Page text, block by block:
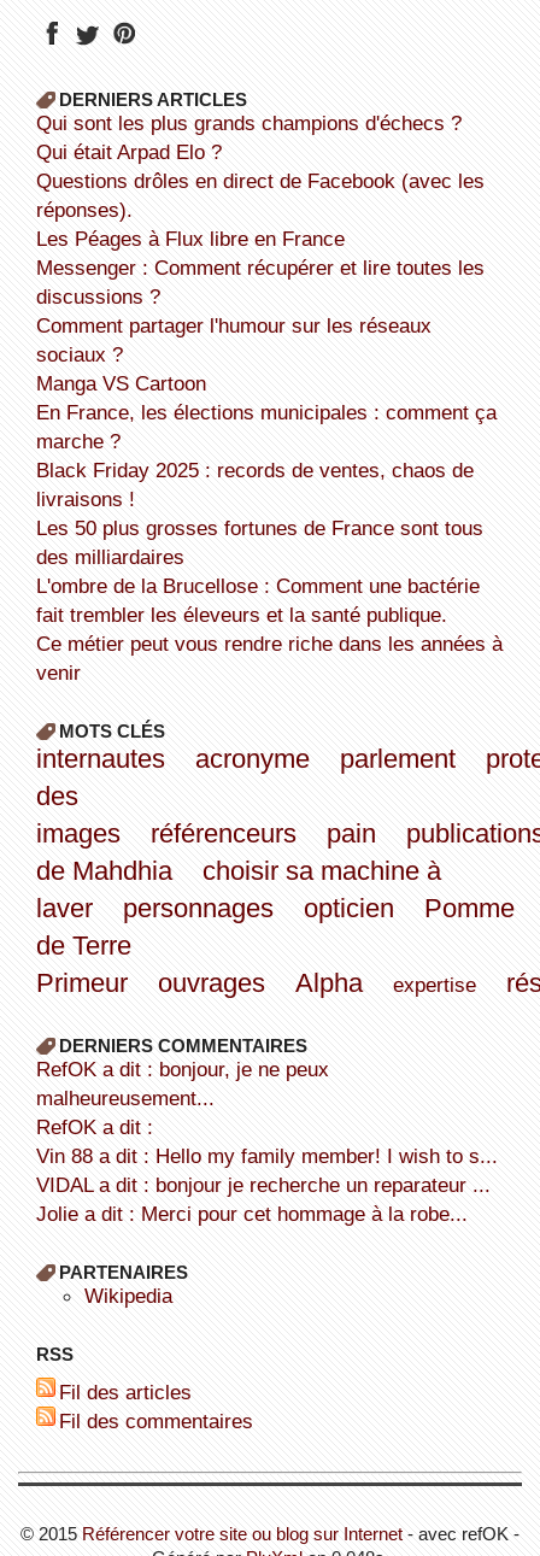
DERNIERS ARTICLES
Qui sont les plus grands champions d'échecs ?
Qui était Arpad Elo ?
Questions drôles en direct de Facebook (avec les
réponses).
Les Péages à Flux libre en France
Messenger : Comment récupérer et lire toutes les
discussions ?
Comment partager l'humour sur les réseaux
sociaux ?
Manga VS Cartoon
En France, les élections municipales : comment ça
marche ?
Black Friday 2025 : records de ventes, chaos de
livraisons !
Les 50 plus grosses fortunes de France sont tous
des milliardaires
L'ombre de la Brucellose : Comment une bactérie
fait trembler les éleveurs et la santé publique.
Ce métier peut vous rendre riche dans les années à
venir
MOTS CLÉS
internautes acronyme parlement
des
images
référenceurs pain
de Mahdhia
choisir sa machine à
laver
personnages opticien
Pomme
de Terre
Primeur
ouvrages Alpha expertise
DERNIERS COMMENTAIRES
refOK a dit : bonjour, je ne peux
malheureusement...
refOK a dit :
Vin 88 a dit : Hello my family member! I wish to s...
VIDAL a dit : bonjour je recherche un reparateur ...
Jolie a dit : Merci pour cet hommage à la robe...
PARTENAIRES
wikipedia
RSS
Fil des articles
Fil des commentaires
© 2015 Référencer votre site ou blog sur Internet - avec refOK -